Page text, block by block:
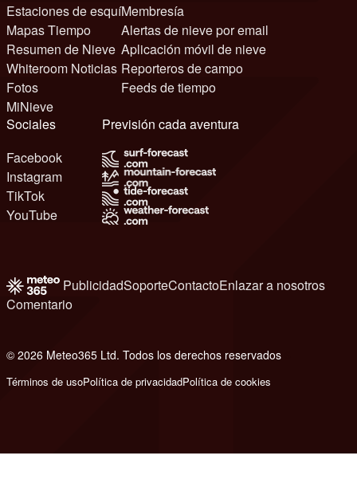
Estaciones de esquí
Mapas Tiempo
Resumen de Nieve
Whiteroom Noticias
Fotos
MiNieve
Membresía
Alertas de nieve por email
Aplicación móvil de nieve
Reporteros de campo
Feeds de tiempo
Sociales
Facebook
Instagram
TikTok
YouTube
Previsión cada aventura
PublicidadSoporteContactoEnlazar a nosotros
Comentario
© 2026 Meteo365 Ltd. Todos los derechos reservados
Términos de usoPolítica de privacidadPolítica de cookies